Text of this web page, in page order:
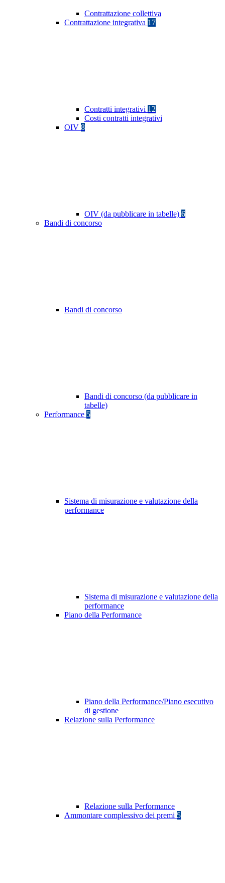
Contrattazione collettiva
Contrattazione integrativa 17
Contratti integrativi 12
Costi contratti integrativi
OIV 8
OIV (da pubblicare in tabelle) 6
Bandi di concorso
Bandi di concorso
Bandi di concorso (da pubblicare in
tabelle)
Performance 5
Sistema di misurazione e valutazione della
performance
Sistema di misurazione e valutazione della
performance
Piano della Performance
Piano della Performance/Piano esecutivo
di gestione
Relazione sulla Performance
Relazione sulla Performance
Ammontare complessivo dei premi 5